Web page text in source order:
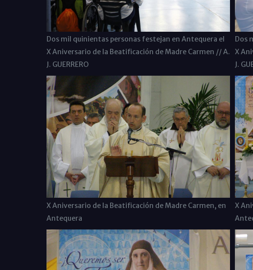
Dos mil quinientas personas festejan en Antequera el
X Aniversario de la Beatificación de Madre Carmen // A.
J. GUERRERO
Dos
X
J.
X Aniversario de la Beatificación de Madre Carmen, en
Antequera
X